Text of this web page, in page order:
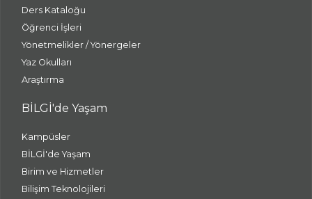
Ders Kataloğu
Öğrenci İşleri
Yönetmelikler / Yönergeler
Yaz Okulları
Araştırma
BİLGİ'de Yaşam
Kampüsler
BİLGİ'de Yaşam
Birim ve Hizmetler
Bilişim Teknolojileri